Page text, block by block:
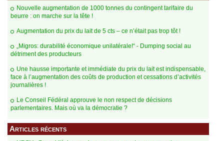
Nouvelle augmentation de 1000 tonnes du contingent tarifaire du
beurre : on marche sur la tête !
Augmentation du prix du lait de 5 cts – ce n’était pas trop tôt !
„Migros: durabilité économique unilatérale!“ - Dumping social au
détriment des producteurs
Une hausse importante et immédiate du prix du lait est indispensable,
face à l’augmentation des coûts de production et cessations d’activités
journalières !
Le Conseil Fédéral approuve le non respect de décisions
parlementaires. Mais où va la démocratie ?
Articles récents